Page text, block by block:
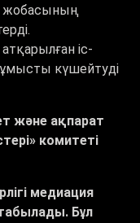
жобасының
іс-
күшейтуді
және ақпарат
комитеті
медиация
Бұл